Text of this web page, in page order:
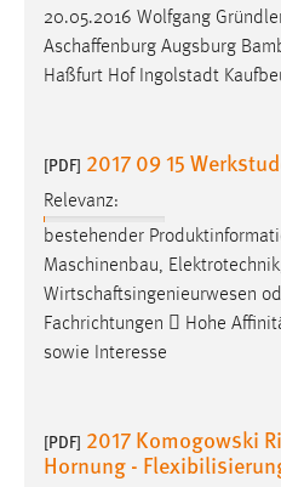
20.05.2016 Wolfgang
Aschaffenburg Augsburg
Haßfurt Hof Ingolstadt
[PDF] 2017 09 15
Relevanz:
bestehender
Maschinenbau,
Wirtschaftsingenieurwesen
Fachrichtungen  Hohe
sowie Interesse
[PDF] 2017 Komogowski
Hornung -